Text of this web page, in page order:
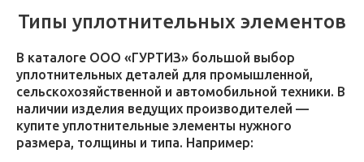
Типы уплотнительных элементов
В каталоге ООО «ГУРТИЗ» большой выбор
уплотнительных деталей для промышленной,
сельскохозяйственной и автомобильной техники. В
наличии изделия ведущих производителей —
купите уплотнительные элементы нужного
размера, толщины и типа. Например: